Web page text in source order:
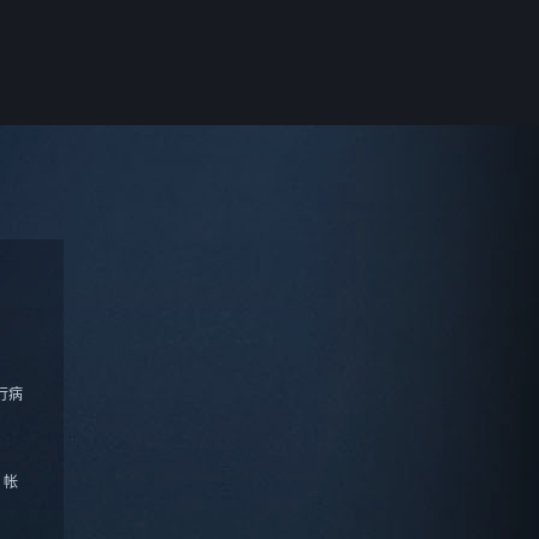
病
帐